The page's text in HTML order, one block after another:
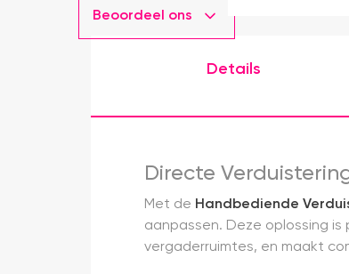
Beoordeel ons
Details
Directe
Met de Handbediende
aanpassen. Deze oplossing
vergaderruimtes, en maakt